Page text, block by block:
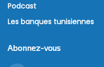
Podcast
Les banques tunisiennes
Abonnez-vous